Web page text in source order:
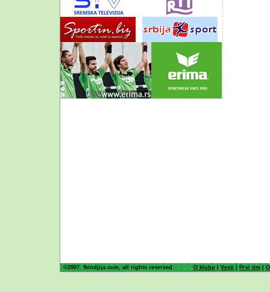
©2007. fkindjija.com, all rights reserved. O klubu |Vesti | Prvi tim |